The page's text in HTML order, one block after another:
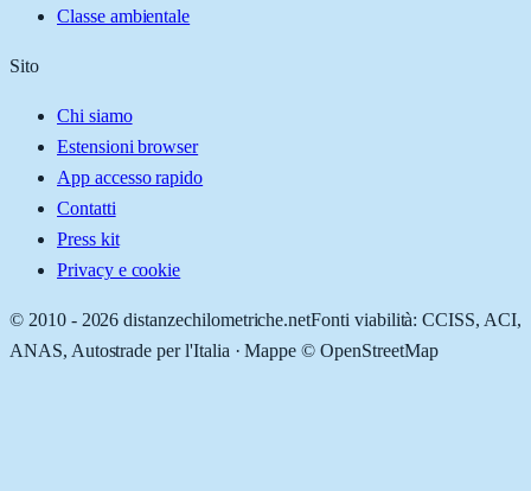
Classe ambientale
Sito
Chi siamo
Estensioni browser
App accesso rapido
Contatti
Press kit
Privacy e cookie
© 2010 - 2026 distanzechilometriche.netFonti viabilità: CCISS, ACI,
ANAS, Autostrade per l'Italia · Mappe © OpenStreetMap